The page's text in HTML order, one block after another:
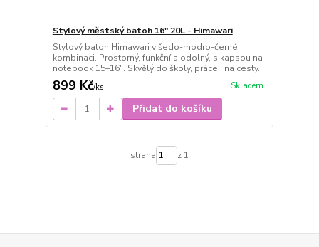
Stylový městský batoh 16" 20L - Himawari
Stylový batoh Himawari v šedo-modro-černé
kombinaci. Prostorný, funkční a odolný, s kapsou na
notebook 15–16". Skvělý do školy, práce i na cesty.
899 Kč/ks Skladem
Přidat do košíku
strana z 1